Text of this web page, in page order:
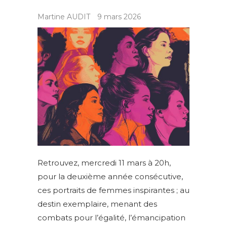
Martine AUDIT 9 mars 2026
Retrouvez, mercredi 11 mars à 20h,
pour la deuxième année consécutive,
ces portraits de femmes inspirantes ; au
destin exemplaire, menant des
combats pour l’égalité, l’émancipation